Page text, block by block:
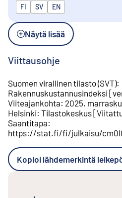
Julkaistaan kielillä
FI SV EN
Näytä lisää
Viittausohje
Suomen virallinen tilasto (SVT):
Rakennuskustannusindeksi [
Viiteajankohta: 2025,
Helsinki: Tilastokeskus[
Saantitapa:
https://stat.fi/fi/julkaisu/
Kopioi lähdemerkintä